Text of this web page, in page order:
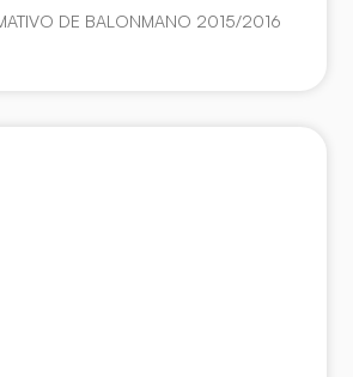
DE BALONMANO 2015/2016